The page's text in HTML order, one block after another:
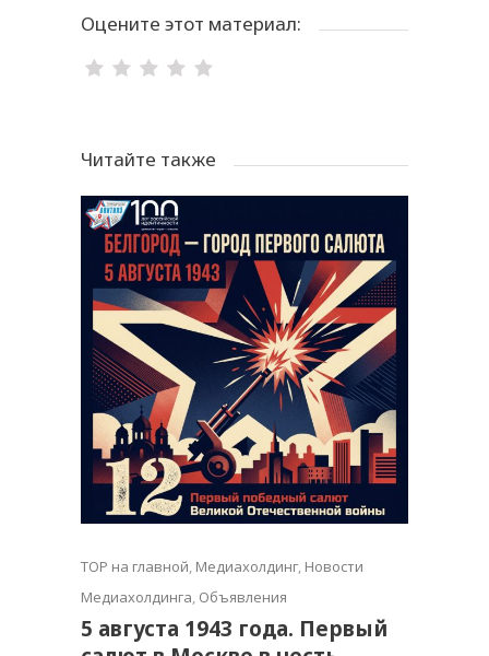
Оцените этот материал:
Читайте также
TOP на главной, Медиахолдинг, Новости
Медиахолдинга, Объявления
5 августа 1943 года. Первый